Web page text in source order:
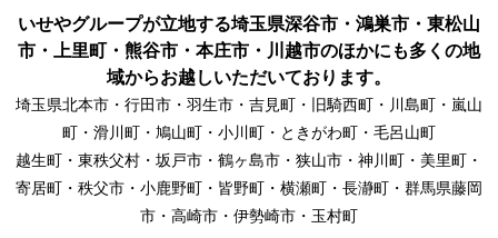
いせやグループが立地する埼玉県深谷市・鴻巣市・東松山
市・上里町・熊谷市・本庄市・川越市のほかにも多くの地
域からお越しいただいております。
埼玉県北本市・行田市・羽生市・吉見町・旧騎西町・川島町・嵐山
町・滑川町・鳩山町・小川町・ときがわ町・毛呂山町
越生町・東秩父村・坂戸市・鶴ヶ島市・狭山市・神川町・美里町・
寄居町・秩父市・小鹿野町・皆野町・横瀬町・長瀞町・群馬県藤岡
市・高崎市・伊勢崎市・玉村町